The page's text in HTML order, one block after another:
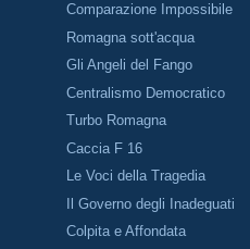
Comparazione Impossibile
Romagna sott'acqua
Gli Angeli del Fango
Centralismo Democratico
Turbo Romagna
Caccia F 16
Le Voci della Tragedia
Il Governo degli Inadeguati
Colpita e Affondata